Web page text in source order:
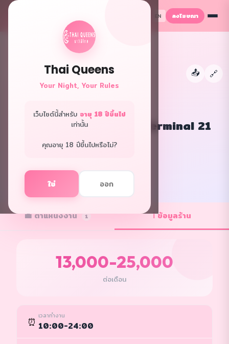
Thai Queens
Your Night, Your Rules
เว็บไซต์นี้สำหรับ อายุ 18 ปีขึ้นไป
เท่านั้น
คุณอายุ 18 ปีขึ้นไปหรือไม่?
ใช่ ออก
EN ลงโฆษณา
📤 🔗
👑
Let's Relax Spa สาขา Terminal 21
พัทยา
💼 ตำแหน่งงาน 1 ℹ️ ข้อมูลร้าน
13,000-25,000
ต่อเดือน
⏰ เวลาทำงาน
10:00-24:00